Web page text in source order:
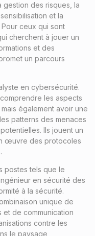
gestion des risques, la
et la
ceux qui sont
cherchent à jouer un
et des
un parcours
en cybersécurité.
les aspects
également avoir une
patterns des menaces
Ils jouent un
œuvre des protocoles
postes tels que le
en sécurité des
à la sécurité.
unique de
de communication
contre les
le paysage